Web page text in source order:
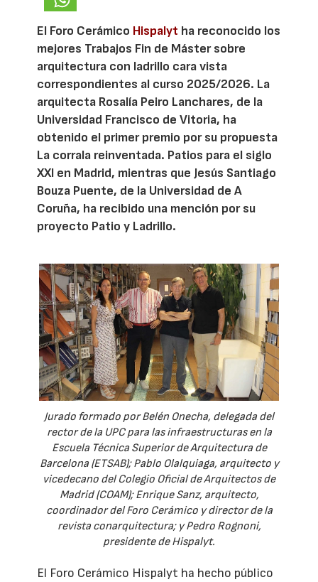
El Foro Cerámico Hispalyt ha reconocido los
mejores Trabajos Fin de Máster sobre
arquitectura con ladrillo cara vista
correspondientes al curso 2025/2026. La
arquitecta Rosalía Peiro Lanchares, de la
Universidad Francisco de Vitoria, ha
obtenido el primer premio por su propuesta
La corrala reinventada. Patios para el siglo
XXI en Madrid, mientras que Jesús Santiago
Bouza Puente, de la Universidad de A
Coruña, ha recibido una mención por su
proyecto Patio y Ladrillo.
Jurado formado por Belén Onecha, delegada del
rector de la UPC para las infraestructuras en la
Escuela Técnica Superior de Arquitectura de
Barcelona (ETSAB); Pablo Olalquiaga, arquitecto y
vicedecano del Colegio Oficial de Arquitectos de
Madrid (COAM); Enrique Sanz, arquitecto,
coordinador del Foro Cerámico y director de la
revista conarquitectura; y Pedro Rognoni,
presidente de Hispalyt.
El Foro Cerámico Hispalyt ha hecho público